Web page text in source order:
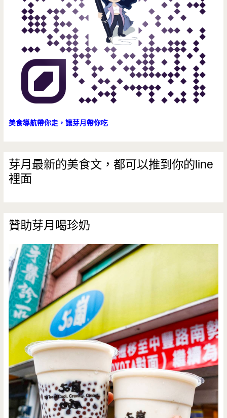
美食導航帶你走，讓芽月帶你吃
芽月最新的美食文，都可以推到你的line
裡面
贊助芽月喝珍奶